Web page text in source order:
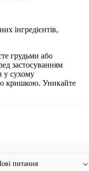
інгредієнтів,
грудьми або
застосуванням
у сухому
кришкою. Уникайте
питання